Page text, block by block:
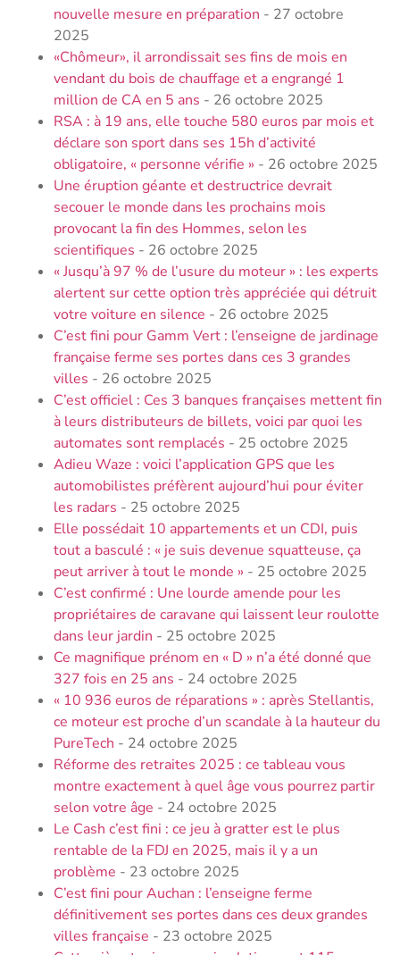
nouvelle mesure en préparation - 27 octobre
2025
«Chômeur», il arrondissait ses fins de mois en
vendant du bois de chauffage et a engrangé 1
million de CA en 5 ans - 26 octobre 2025
RSA : à 19 ans, elle touche 580 euros par mois et
déclare son sport dans ses 15h d’activité
obligatoire, « personne vérifie » - 26 octobre 2025
Une éruption géante et destructrice devrait
secouer le monde dans les prochains mois
provocant la fin des Hommes, selon les
scientifiques - 26 octobre 2025
« Jusqu’à 97 % de l’usure du moteur » : les experts
alertent sur cette option très appréciée qui détruit
votre voiture en silence - 26 octobre 2025
C’est fini pour Gamm Vert : l’enseigne de jardinage
française ferme ses portes dans ces 3 grandes
villes - 26 octobre 2025
C’est officiel : Ces 3 banques françaises mettent fin
à leurs distributeurs de billets, voici par quoi les
automates sont remplacés - 25 octobre 2025
Adieu Waze : voici l’application GPS que les
automobilistes préfèrent aujourd’hui pour éviter
les radars - 25 octobre 2025
Elle possédait 10 appartements et un CDI, puis
tout a basculé : « je suis devenue squatteuse, ça
peut arriver à tout le monde » - 25 octobre 2025
C’est confirmé : Une lourde amende pour les
propriétaires de caravane qui laissent leur roulotte
dans leur jardin - 25 octobre 2025
Ce magnifique prénom en « D » n’a été donné que
327 fois en 25 ans - 24 octobre 2025
« 10 936 euros de réparations » : après Stellantis,
ce moteur est proche d’un scandale à la hauteur du
PureTech - 24 octobre 2025
Réforme des retraites 2025 : ce tableau vous
montre exactement à quel âge vous pourrez partir
selon votre âge - 24 octobre 2025
Le Cash c’est fini : ce jeu à gratter est le plus
rentable de la FDJ en 2025, mais il y a un
problème - 23 octobre 2025
C’est fini pour Auchan : l’enseigne ferme
définitivement ses portes dans ces deux grandes
villes française - 23 octobre 2025